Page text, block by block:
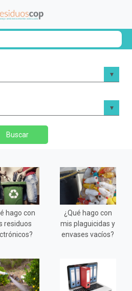
Buscar
hago con
residuos
¿Qué hago con
mis plaguicidas y
envases vacíos?